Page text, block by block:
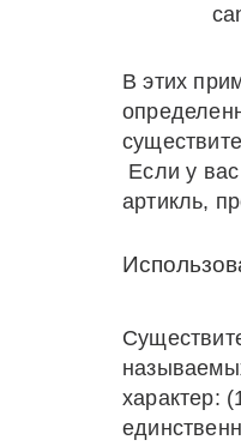
В этих
Если у
артикль,
характер: